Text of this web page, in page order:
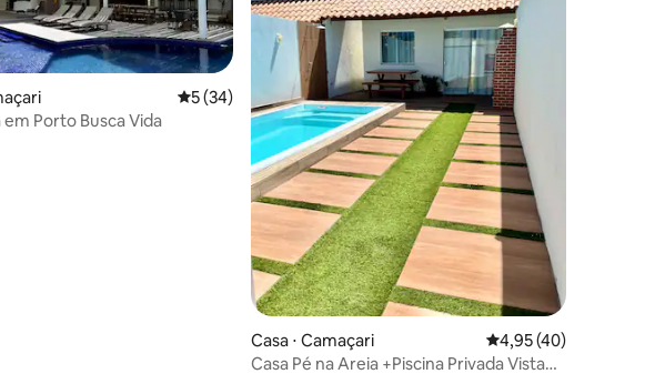
de 5, 37 avaliações
5 de uma avaliação média de 5, 34 avaliações
5 (34)
em Porto Busca Vida
Casa ⋅ Camaçari 4,95 de uma
4,95 (40)
Casa Pé na Areia +Piscina Privada Vista